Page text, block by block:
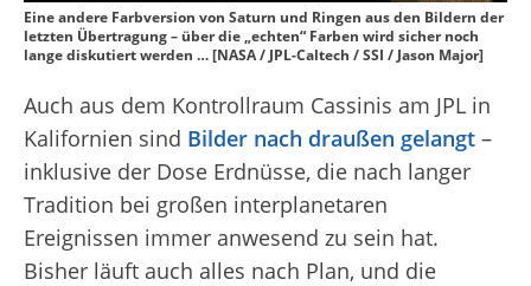
Eine andere Farbversion von Saturn und Ringen aus den Bildern der
letzten Übertragung – über die „echten“ Farben wird sicher noch
lange diskutiert werden … [NASA / JPL-Caltech / SSI / Jason Major]
Auch aus dem Kontrollraum Cassinis am JPL in
Kalifornien sind Bilder nach draußen gelangt –
inklusive der Dose Erdnüsse, die nach langer
Tradition bei großen interplanetaren
Ereignissen immer anwesend zu sein hat.
Bisher läuft auch alles nach Plan, und die